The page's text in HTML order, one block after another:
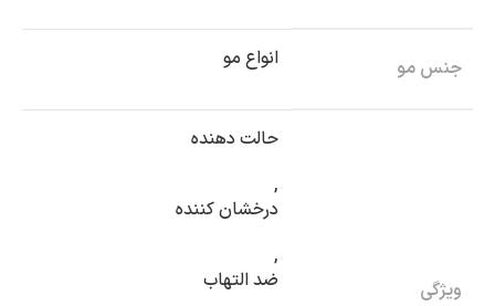
جنس مو انواع مو
ویژگی
حالت دهنده
,
درخشان کننده
,
ضد التهاب